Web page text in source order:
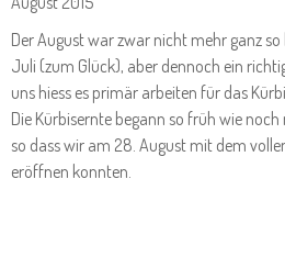
Der August war zwar nicht mehr ganz
Juli (zum Glück), aber dennoch ein
uns hiess es primär arbeiten für das
Die Kürbisernte begann so früh wie
so dass wir am 28. August mit dem
eröffnen konnten.